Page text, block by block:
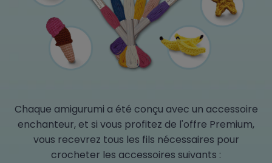
Chaque amigurumi a été conçu avec un accessoire
enchanteur, et si vous profitez de l'offre Premium,
vous recevrez tous les fils nécessaires pour
crocheter les accessoires suivants :